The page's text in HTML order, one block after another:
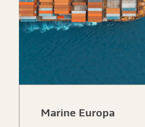
Marine Europa